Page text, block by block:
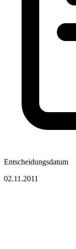
Entscheidungsdatum
02.11.2011